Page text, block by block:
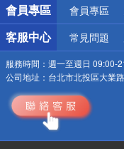
會員專區 會員專區
客服中心 常見問題
服務時間： 週一至週日 09:00-
公司地址： 台北市北投區大業